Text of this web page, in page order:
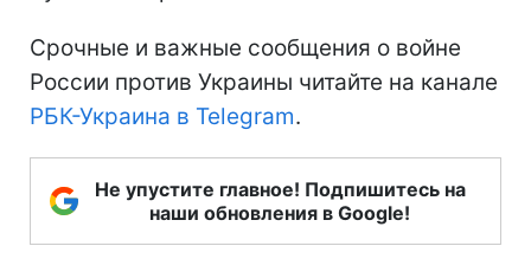
Срочные и важные сообщения о войне
России против Украины читайте на канале
РБК-Украина в Telegram.
Не упустите главное! Подпишитесь на
наши обновления в Google!